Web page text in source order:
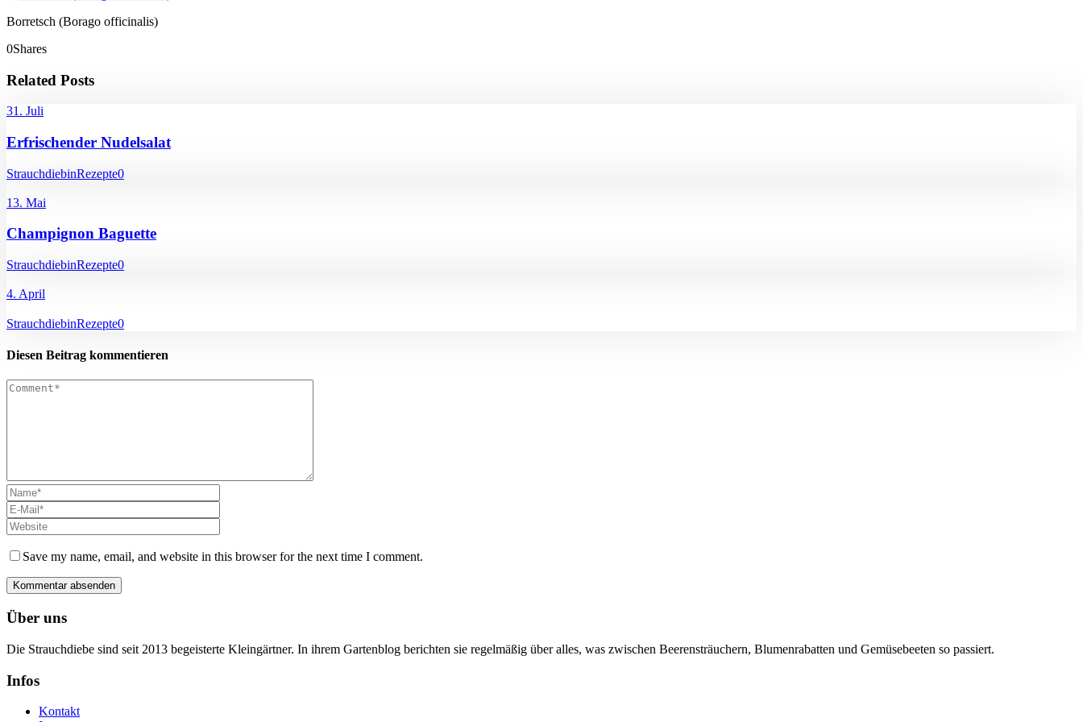
Borretsch (Borago officinalis)
0Shares
Related Posts
31. Juli
Erfrischender Nudelsalat
StrauchdiebinRezepte0
13. Mai
Champignon Baguette
StrauchdiebinRezepte0
4. April
StrauchdiebinRezepte0
Diesen Beitrag kommentieren
Save my name, email, and website in this browser for the next time I comment.
Über uns
Die Strauchdiebe sind seit 2013 begeisterte Kleingärtner. In ihrem Gartenblog berichten sie regelmäßig über alles, was zwischen Beerensträuchern, Blumenrabatten und Gemüsebeeten so passiert.
Infos
Kontakt